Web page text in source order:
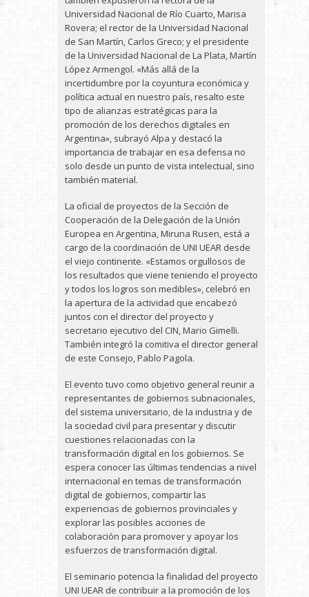
Universidad Nacional de Río Cuarto, Marisa
Rovera; el rector de la Universidad Nacional
de San Martín, Carlos Greco; y el presidente
de la Universidad Nacional de La Plata, Martín
López Armengol. «Más allá de la
incertidumbre por la coyuntura económica y
política actual en nuestro país, resalto este
tipo de alianzas estratégicas para la
promoción de los derechos digitales en
Argentina», subrayó Alpa y destacó la
importancia de trabajar en esa defensa no
solo desde un punto de vista intelectual, sino
también material.
La oficial de proyectos de la Sección de
Cooperación de la Delegación de la Unión
Europea en Argentina, Miruna Rusen, está a
cargo de la coordinación de UNI UEAR desde
el viejo continente. «Estamos orgullosos de
los resultados que viene teniendo el proyecto
y todos los logros son medibles», celebró en
la apertura de la actividad que encabezó
juntos con el director del proyecto y
secretario ejecutivo del CIN, Mario Gimelli.
También integró la comitiva el director general
de este Consejo, Pablo Pagola.
El evento tuvo como objetivo general reunir a
representantes de gobiernos subnacionales,
del sistema universitario, de la industria y de
la sociedad civil para presentar y discutir
cuestiones relacionadas con la
transformación digital en los gobiernos. Se
espera conocer las últimas tendencias a nivel
internacional en temas de transformación
digital de gobiernos, compartir las
experiencias de gobiernos provinciales y
explorar las posibles acciones de
colaboración para promover y apoyar los
esfuerzos de transformación digital.
El seminario potencia la finalidad del proyecto
UNI UEAR de contribuir a la promoción de los